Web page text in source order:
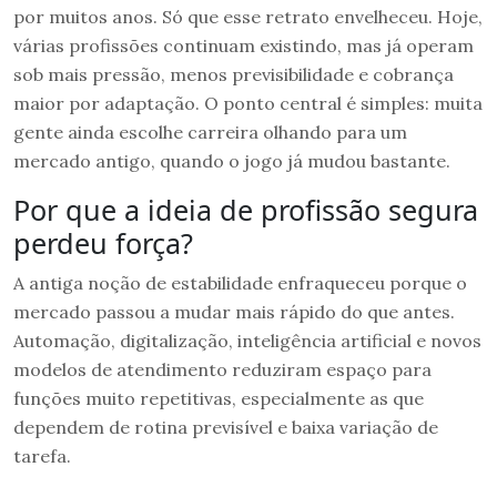
por muitos anos. Só que esse retrato envelheceu. Hoje,
várias profissões continuam existindo, mas já operam
sob mais pressão, menos previsibilidade e cobrança
maior por adaptação. O ponto central é simples: muita
gente ainda escolhe carreira olhando para um
mercado antigo, quando o jogo já mudou bastante.
Por que a ideia de profissão segura
perdeu força?
A antiga noção de estabilidade enfraqueceu porque o
mercado passou a mudar mais rápido do que antes.
Automação, digitalização, inteligência artificial e novos
modelos de atendimento reduziram espaço para
funções muito repetitivas, especialmente as que
dependem de rotina previsível e baixa variação de
tarefa.